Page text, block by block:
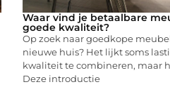
Waar vind je betaalbare
goede kwaliteit?
Op zoek naar goedkope
nieuwe huis? Het lijkt soms
kwaliteit te combineren, maar
Deze introductie